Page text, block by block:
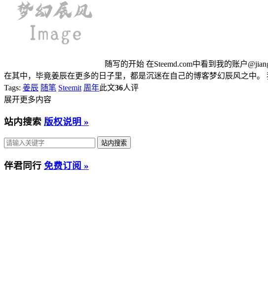
随写的开始 在Steemd.com中看到我的账户
在其中，毕竟姜辰在更多的日子里，都是沉迷在自己的博客梦幻辰风之中。
Tags: 姜辰 随笔 Steemit 周年此文36人评
展开更多内容
站内搜索 版权说明 »
伴君同行 免费订阅 »